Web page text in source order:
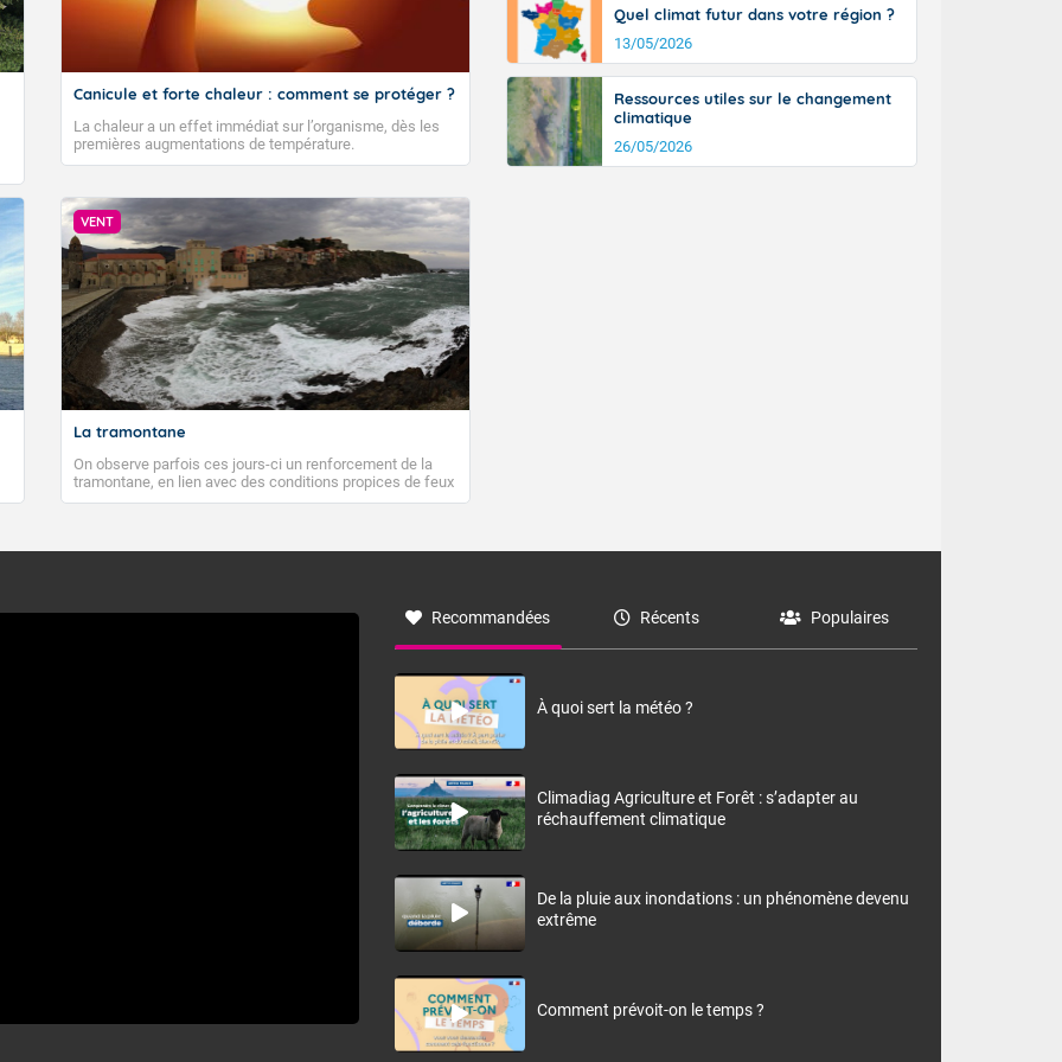
Canicule et forte chaleur : comment se protéger ?
La chaleur a un effet immédiat sur l’organisme, dès les
premières augmentations de température.
VENT
La tramontane
On observe parfois ces jours-ci un renforcement de la
tramontane, en lien avec des conditions propices de feux
de forêt. Mais qu'est-ce que la tramontane ? Quelles sont
à nord-ouest, dans un secteur qui part du Roussillon à la
monts, en allusion aux régions montagneuses d’où
Quel climat futur dans votre région ?
13/05/2026
Ressources utiles sur le changement
climatique
26/05/2026
Recommandées Récents Populaires
À quoi sert la météo ?
Climadiag Agriculture et Forêt : s’adapter au
réchauffement climatique
De la pluie aux inondations : un phénomène devenu
extrême
Comment prévoit-on le temps ?